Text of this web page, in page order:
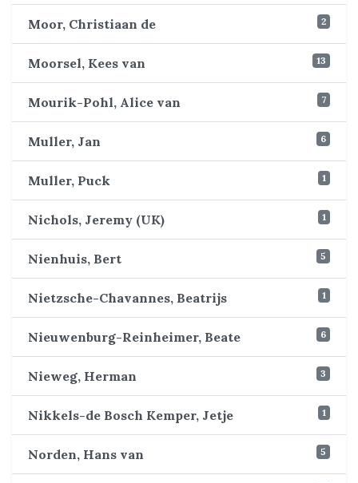
Moor, Christiaan de 2
Moorsel, Kees van 13
Mourik-Pohl, Alice van 7
Muller, Jan 6
Muller, Puck 1
Nichols, Jeremy (UK) 1
Nienhuis, Bert 5
Nietzsche-Chavannes, Beatrijs 1
Nieuwenburg-Reinheimer, Beate 6
Nieweg, Herman 3
Nikkels-de Bosch Kemper, Jetje 1
Norden, Hans van 5